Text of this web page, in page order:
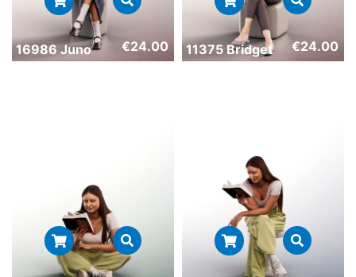
16986 Juno €24.00 11375 Bridget €24.00